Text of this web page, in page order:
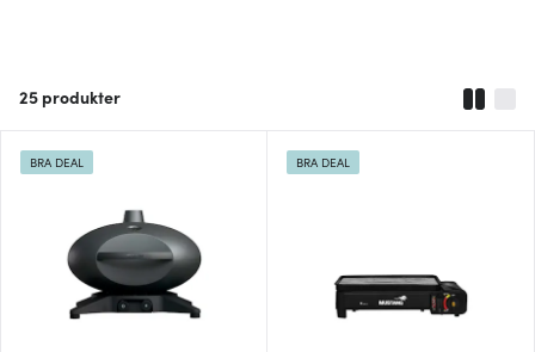
25 produkter
BRA DEAL BRA DEAL